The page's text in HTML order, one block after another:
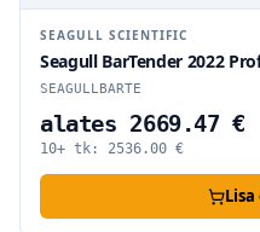
SEAGULL SCIENTIFIC
Seagull BarTender 2022
SEAGULLBARTE
alates 2669.47 €
10+ tk: 2536.00 €